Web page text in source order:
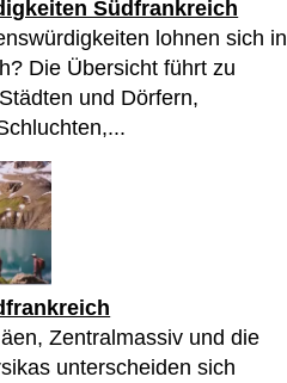
Südfrankreich
lohnen sich in
Die Übersicht führt zu
und Dörfern,
Zentralmassiv und die
unterscheiden sich